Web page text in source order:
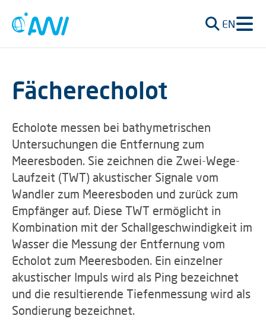
EN
Fächerecholot
Echolote messen bei bathymetrischen
Untersuchungen die Entfernung zum
Meeresboden. Sie zeichnen die Zwei-Wege-
Laufzeit (TWT) akustischer Signale vom
Wandler zum Meeresboden und zurück zum
Empfänger auf. Diese TWT ermöglicht in
Kombination mit der Schallgeschwindigkeit im
Wasser die Messung der Entfernung vom
Echolot zum Meeresboden. Ein einzelner
akustischer Impuls wird als Ping bezeichnet
und die resultierende Tiefenmessung wird als
Sondierung bezeichnet.